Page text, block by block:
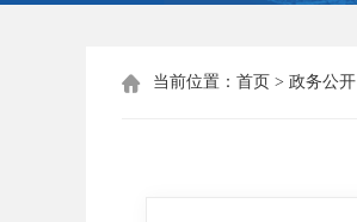
 当前位置： 首页 > 政务公开